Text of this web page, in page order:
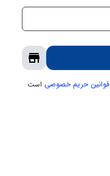
store
قوانین حریم‌ خصوصی است